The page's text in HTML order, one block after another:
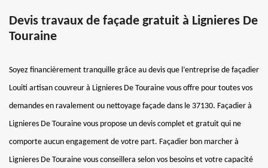
Devis travaux de façade gratuit à Lignieres De
Touraine
Soyez financièrement tranquille grâce au devis que l’entreprise de façadier
Louiti artisan couvreur à Lignieres De Touraine vous offre pour toutes vos
demandes en ravalement ou nettoyage façade dans le 37130. Façadier à
Lignieres De Touraine vous propose un devis complet et gratuit qui ne
comporte aucun engagement de votre part. Façadier bon marcher à
Lignieres De Touraine vous conseillera selon vos besoins et votre capacité